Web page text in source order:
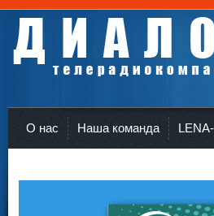
О нас Наша команда